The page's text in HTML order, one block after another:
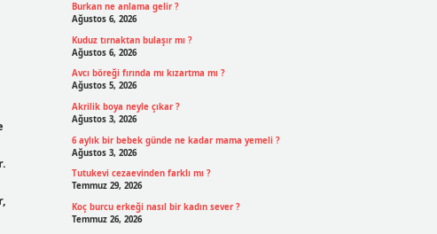
Burkan ne anlama gelir ?
Ağustos 6, 2026
Kuduz tırnaktan bulaşır mı ?
Ağustos 6, 2026
Avcı böreği fırında mı kızartma mı ?
Ağustos 5, 2026
Akrilik boya neyle çıkar ?
Ağustos 3, 2026
6 aylık bir bebek günde ne kadar mama yemeli ?
Ağustos 3, 2026
Tutukevi cezaevinden farklı mı ?
Temmuz 29, 2026
Koç burcu erkeği nasıl bir kadın sever ?
Temmuz 26, 2026